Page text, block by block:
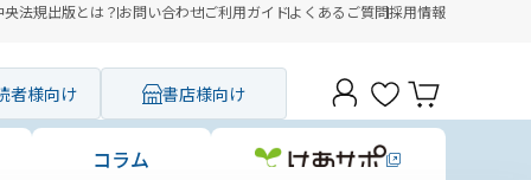
央法規出版とは？お問い合わせご利用ガイドよくあるご質問採用情報
者様向け 書店様向け
コラム